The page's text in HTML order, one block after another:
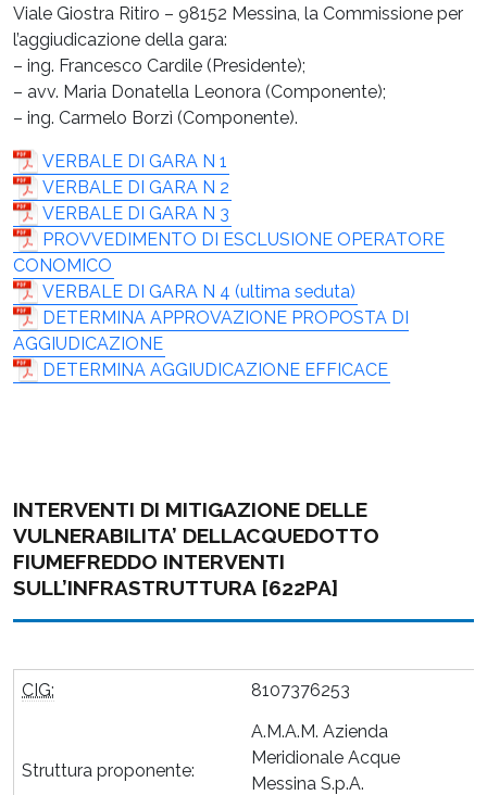
Viale Giostra Ritiro – 98152 Messina, la Commissione per
l’aggiudicazione della gara:
– ing. Francesco Cardile (Presidente);
– avv. Maria Donatella Leonora (Componente);
– ing. Carmelo Borzì (Componente).
VERBALE DI GARA N 1
VERBALE DI GARA N 2
VERBALE DI GARA N 3
PROVVEDIMENTO DI ESCLUSIONE OPERATORE
CONOMICO
VERBALE DI GARA N 4 (ultima seduta)
DETERMINA APPROVAZIONE PROPOSTA DI
AGGIUDICAZIONE
DETERMINA AGGIUDICAZIONE EFFICACE
INTERVENTI DI MITIGAZIONE DELLE
VULNERABILITA’ DELLACQUEDOTTO
FIUMEFREDDO INTERVENTI
SULL’INFRASTRUTTURA [622PA]
CIG: 8107376253
Struttura proponente:
A.M.A.M. Azienda
Meridionale Acque
Messina S.p.A.